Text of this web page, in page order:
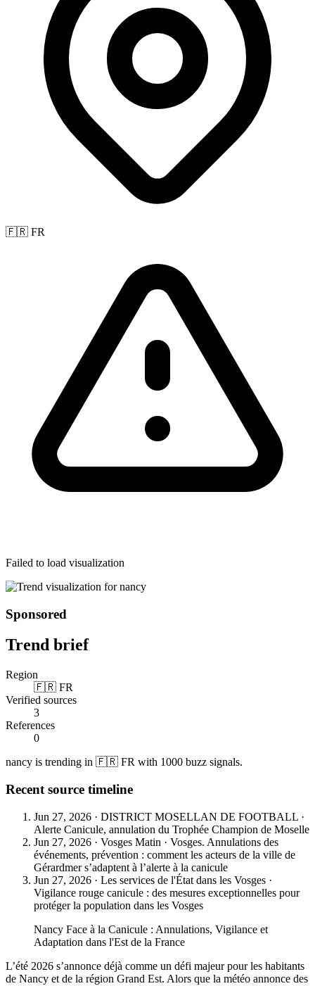
🇫🇷 FR
Failed to load visualization
Sponsored
Trend brief
Region
🇫🇷 FR
Verified sources
3
References
0
nancy is trending in 🇫🇷 FR with 1000 buzz signals.
Recent source timeline
Jun 27, 2026 · DISTRICT MOSELLAN DE FOOTBALL ·
Alerte Canicule, annulation du Trophée Champion de Moselle
Jun 27, 2026 · Vosges Matin · Vosges. Annulations des
événements, prévention : comment les acteurs de la ville de
Gérardmer s’adaptent à l’alerte à la canicule
Jun 27, 2026 · Les services de l'État dans les Vosges ·
Vigilance rouge canicule : des mesures exceptionnelles pour
protéger la population dans les Vosges
Nancy Face à la Canicule : Annulations, Vigilance et
Adaptation dans l'Est de la France
L’été 2026 s’annonce déjà comme un défi majeur pour les habitants
de Nancy et de la région Grand Est. Alors que la météo annonce des